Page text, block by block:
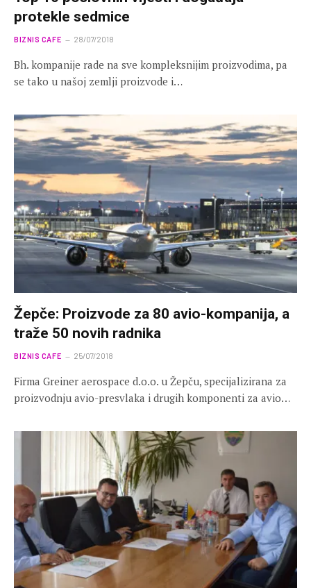
protekle sedmice
BIZNIS CAFE 28/07/2018
Bh. kompanije rade na sve kompleksnijim proizvodima, pa
se tako u našoj zemlji proizvode i…
Žepče: Proizvode za 80 avio-kompanija, a
traže 50 novih radnika
BIZNIS CAFE 25/07/2018
Firma Greiner aerospace d.o.o. u Žepču, specijalizirana za
proizvodnju avio-presvlaka i drugih komponenti za avio…